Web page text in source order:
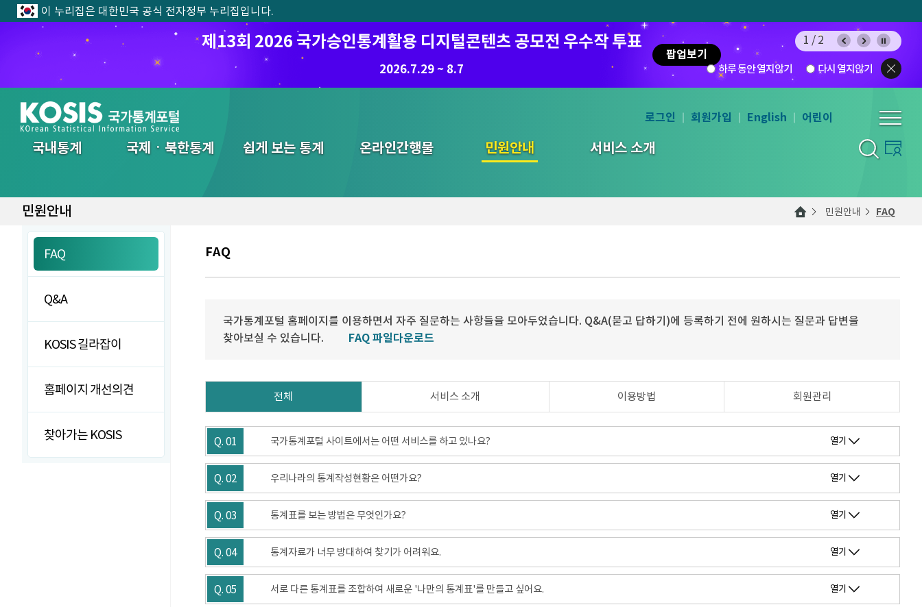
이 누리집은 대한민국 공식 전자정부 누리집입니다.
제13회 2026 국가승인통계활용 디지털콘텐츠 공모전 우수작 투표
2026.7.29 ~ 8.7
팝업보기
8.7.(금) ~ 8.21.(금)
1/2
하루 동안 열지않기 다시 열지않기
국내통계 국제ㆍ북한통계 쉽게 보는 통계 온라인간행물 민원안내 서비스 소개
통합검색
로그인 회원가입 English 어린이
민원안내 민원안내 FAQ
FAQ
Q&A
KOSIS 길라잡이
홈페이지 개선의견
찾아가는 KOSIS
FAQ
국가통계포털 홈페이지를 이용하면서 자주 질문하는 사항들을 모아두었습니다. Q&A(묻고 답하기)에 등록하기 전에 원하시는 질문과 답변을
찾아보실 수 있습니다.
FAQ 파일다운로드
전체 서비스 소개 이용방법 회원관리
Q. 01 국가통계포털 사이트에서는 어떤 서비스를 하고 있나요? 열기
Q. 02 우리나라의 통계작성현황은 어떤가요? 열기
Q. 03 통계표를 보는 방법은 무엇인가요? 열기
Q. 04 통계자료가 너무 방대하여 찾기가 어려워요. 열기
Q. 05 서로 다른 통계표를 조합하여 새로운 '나만의 통계표'를 만들고 싶어요. 열기